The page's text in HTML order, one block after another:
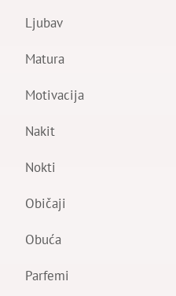
Ljubav
Matura
Motivacija
Nakit
Nokti
Običaji
Obuća
Parfemi